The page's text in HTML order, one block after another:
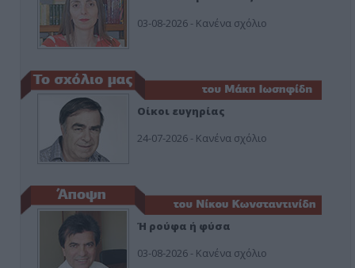
03-08-2026 - Κανένα σχόλιο
Οίκοι ευγηρίας
24-07-2026 - Κανένα σχόλιο
Ή ρούφα ή φύσα
03-08-2026 - Κανένα σχόλιο